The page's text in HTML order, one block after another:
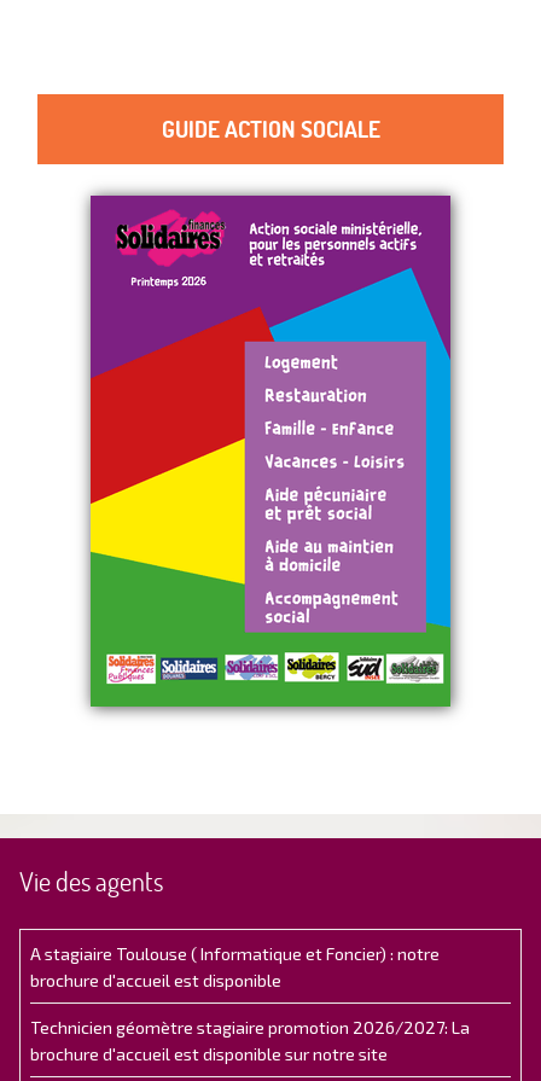
GUIDE ACTION SOCIALE
Vie des agents
A stagiaire Toulouse ( Informatique et Foncier) : notre
brochure d'accueil est disponible
Technicien géomètre stagiaire promotion 2026/2027: La
brochure d'accueil est disponible sur notre site